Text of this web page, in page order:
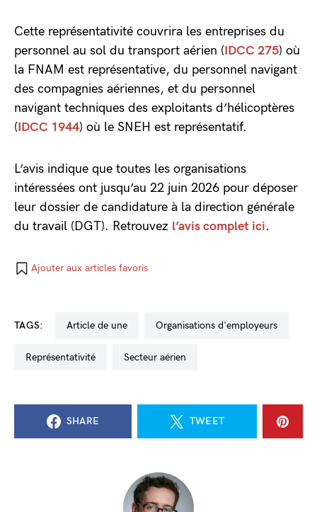
Cette représentativité couvrira les entreprises du
personnel au sol du transport aérien (IDCC 275) où
la FNAM est représentative, du personnel navigant
des compagnies aériennes, et du personnel
navigant techniques des exploitants d’hélicoptères
(IDCC 1944) où le SNEH est représentatif.
L’avis indique que toutes les organisations
intéressées ont jusqu’au 22 juin 2026 pour déposer
leur dossier de candidature à la direction générale
du travail (DGT). Retrouvez l’avis complet ici.
Ajouter aux articles favoris
TAGS: Article de une organisations d'employeurs
représentativité secteur aérien
SHARE TWEET